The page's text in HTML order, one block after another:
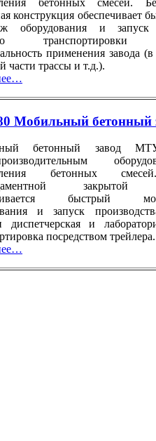
бетонных смесей.
конструкция обеспечивает
оборудования и запуск
транспортировки
применения завода
части трассы и т.д.).
Мобильный бетонный
бетонный завод
бетонных
закрытой
быстрый
и запуск
диспетчерская и
посредством трейлера.